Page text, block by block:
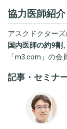
協力医師紹介
アスクドクター
国内医師の約9割
「m3.com 」の会
記事・セミナ